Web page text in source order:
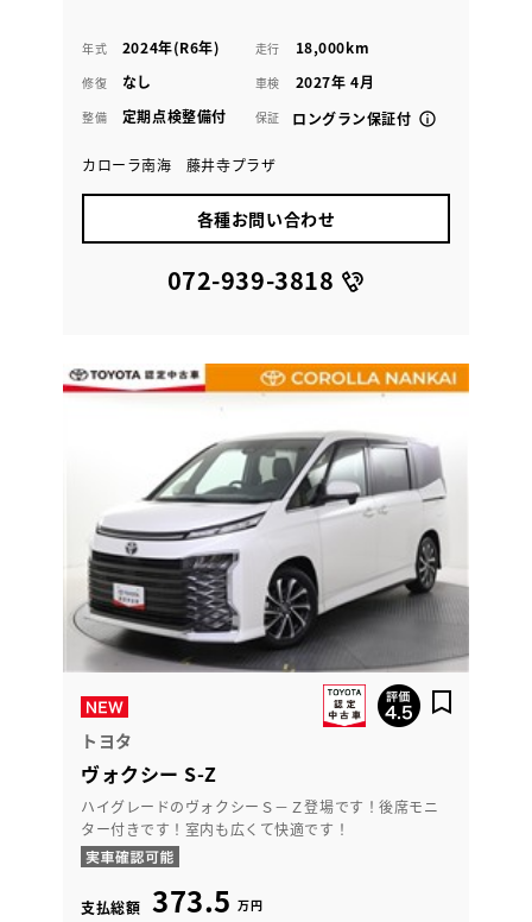
年式 2024年(R6年) 走行 18,000km
修復 なし 車検 2027年 4月
整備 定期点検整備付 保証 ロングラン保証付
カローラ南海 藤井寺プラザ
各種お問い合わせ
072-939-3818
トヨタ
ヴォクシー S-Z
ハイグレードのヴォクシーＳ－Ｚ登場です！後席モニ
ター付きです！室内も広くて快適です！
支払総額 373.5 万円